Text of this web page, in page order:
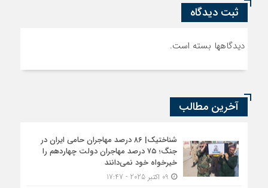
ثبت دیدگاه
دیدگاهها بسته است.
آخرین مطالب
شناختیک| ۸۶ درصد مهاجران حامی ایران در
جنگ؛ ۷۵ درصد مهاجران دولت چهاردهم را
خیرخواه خود نمی‌دانند